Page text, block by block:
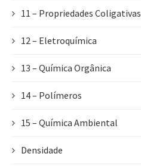
11 – Propriedades Coligativas
12 – Eletroquímica
13 – Química Orgânica
14 – Polímeros
15 – Química Ambiental
Densidade